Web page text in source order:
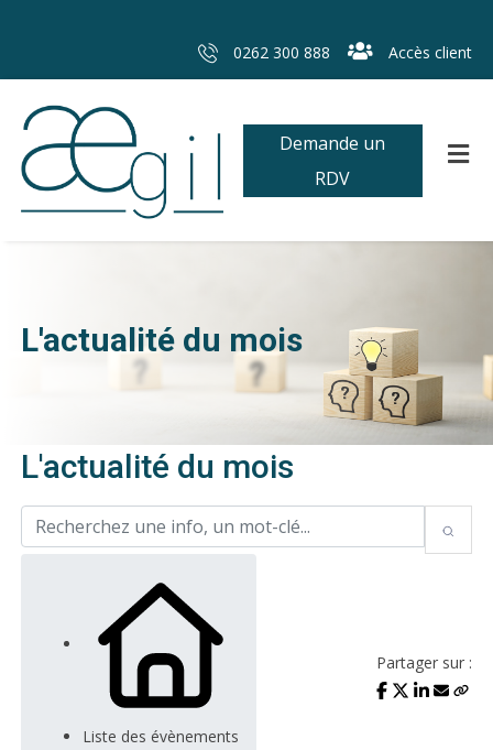
0262 300 888 Accès client
Demande un
RDV
L'actualité du mois
L'actualité du mois
Liste des évènements
Partager sur :